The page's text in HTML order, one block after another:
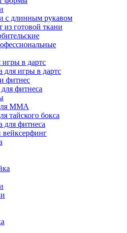
с длинным рукавом
из готовой ткани
в дартс
для игры в дартс
фитнес
фитнеса
MMA
тайского бокса
для фитнеса
вейксерфинг